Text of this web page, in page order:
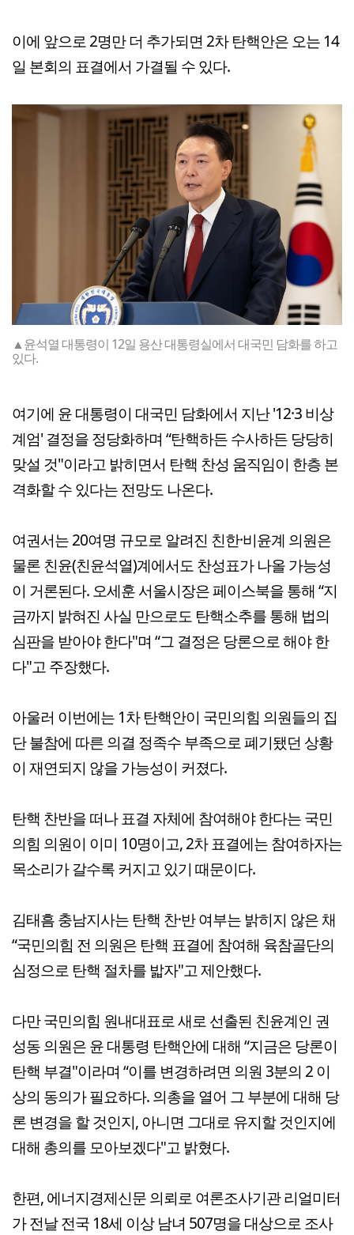
이에 앞으로 2명만 더 추가되면 2차 탄핵안은 오는 14
일 본회의 표결에서 가결될 수 있다.
▲윤석열 대통령이 12일 용산 대통령실에서 대국민 담화를 하고
있다.
여기에 윤 대통령이 대국민 담화에서 지난 '12·3 비상
계엄' 결정을 정당화하며 “탄핵하든 수사하든 당당히
맞설 것"이라고 밝히면서 탄핵 찬성 움직임이 한층 본
격화할 수 있다는 전망도 나온다.
여권서는 20여명 규모로 알려진 친한·비윤계 의원은
물론 친윤(친윤석열)계에서도 찬성표가 나올 가능성
이 거론된다. 오세훈 서울시장은 페이스북을 통해 “지
금까지 밝혀진 사실 만으로도 탄핵소추를 통해 법의
심판을 받아야 한다"며 “그 결정은 당론으로 해야 한
다"고 주장했다.
아울러 이번에는 1차 탄핵안이 국민의힘 의원들의 집
단 불참에 따른 의결 정족수 부족으로 폐기됐던 상황
이 재연되지 않을 가능성이 커졌다.
탄핵 찬반을 떠나 표결 자체에 참여해야 한다는 국민
의힘 의원이 이미 10명이고, 2차 표결에는 참여하자는
목소리가 갈수록 커지고 있기 때문이다.
김태흠 충남지사는 탄핵 찬·반 여부는 밝히지 않은 채
“국민의힘 전 의원은 탄핵 표결에 참여해 육참골단의
심정으로 탄핵 절차를 밟자"고 제안했다.
다만 국민의힘 원내대표로 새로 선출된 친윤계인 권
성동 의원은 윤 대통령 탄핵안에 대해 “지금은 당론이
탄핵 부결"이라며 “이를 변경하려면 의원 3분의 2 이
상의 동의가 필요하다. 의총을 열어 그 부분에 대해 당
론 변경을 할 것인지, 아니면 그대로 유지할 것인지에
대해 총의를 모아보겠다"고 밝혔다.
한편, 에너지경제신문 의뢰로 여론조사기관 리얼미터
가 전날 전국 18세 이상 남녀 507명을 대상으로 조사